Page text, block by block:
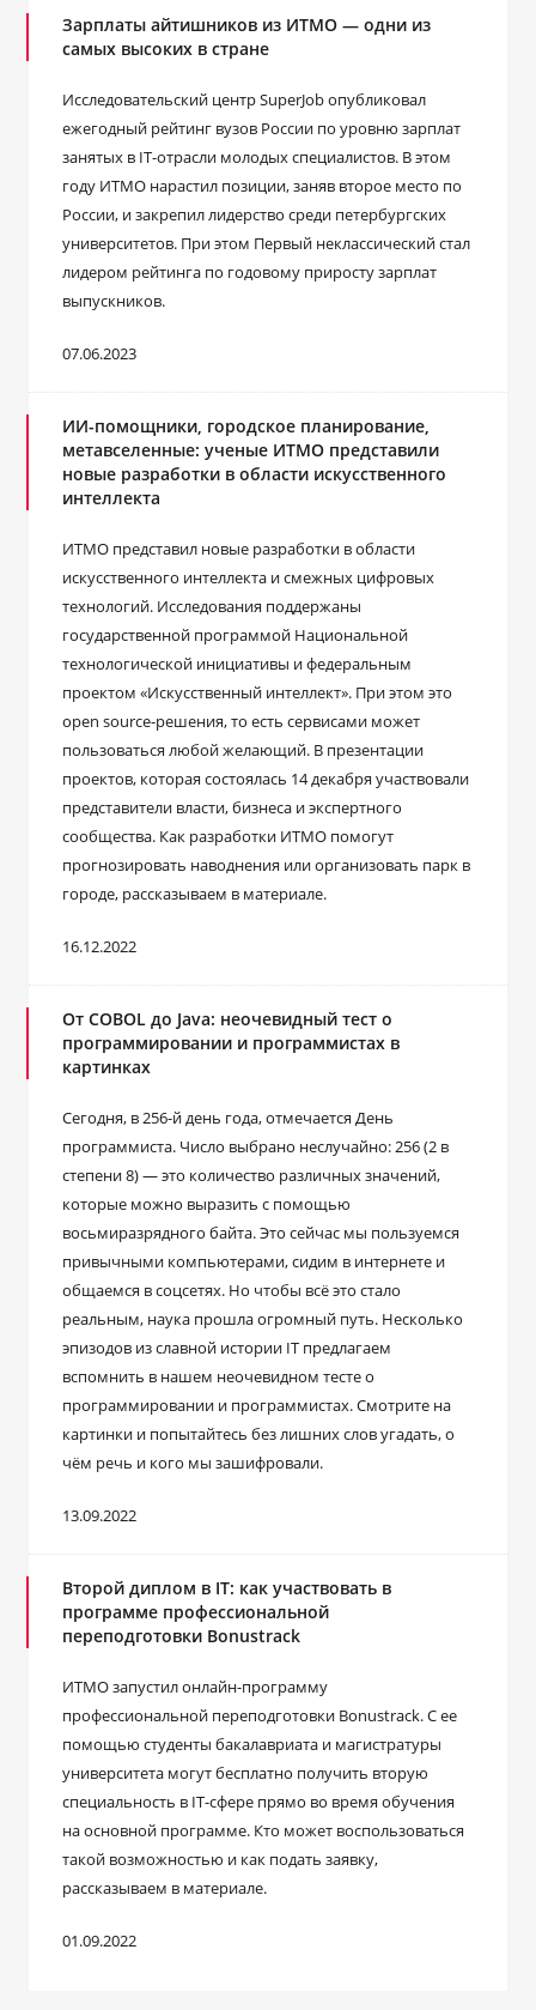
Зарплаты айтишников из ИТМО ― одни из
самых высоких в стране
Исследовательский центр SuperJob опубликовал
ежегодный рейтинг вузов России по уровню зарплат
занятых в IT-отрасли молодых специалистов. В этом
году ИТМО нарастил позиции, заняв второе место по
России, и закрепил лидерство среди петербургских
университетов. При этом Первый неклассический стал
лидером рейтинга по годовому приросту зарплат
выпускников.
07.06.2023
ИИ-помощники, городское планирование,
метавселенные: ученые ИТМО представили
новые разработки в области искусственного
интеллекта
ИТМО представил новые разработки в области
искусственного интеллекта и смежных цифровых
технологий. Исследования поддержаны
государственной программой Национальной
технологической инициативы и федеральным
проектом «Искусственный интеллект». При этом это
open source-решения, то есть сервисами может
пользоваться любой желающий. В презентации
проектов, которая состоялась 14 декабря участвовали
представители власти, бизнеса и экспертного
сообщества. Как разработки ИТМО помогут
прогнозировать наводнения или организовать парк в
городе, рассказываем в материале.
16.12.2022
От COBOL до Java: неочевидный тест о
программировании и программистах в
картинках
Сегодня, в 256-й день года, отмечается День
программиста. Число выбрано неслучайно: 256 (2 в
степени 8) ― это количество различных значений,
которые можно выразить с помощью
восьмиразрядного байта. Это сейчас мы пользуемся
привычными компьютерами, сидим в интернете и
общаемся в соцсетях. Но чтобы всё это стало
реальным, наука прошла огромный путь. Несколько
эпизодов из славной истории IT предлагаем
вспомнить в нашем неочевидном тесте о
программировании и программистах. Смотрите на
картинки и попытайтесь без лишних слов угадать, о
чём речь и кого мы зашифровали.
13.09.2022
Второй диплом в IT: как участвовать в
программе профессиональной
переподготовки Bonustrack
ИТМО запустил онлайн-программу
профессиональной переподготовки Bonustrack. С ее
помощью студенты бакалавриата и магистратуры
университета могут бесплатно получить вторую
специальность в IT-сфере прямо во время обучения
на основной программе. Кто может воспользоваться
такой возможностью и как подать заявку,
рассказываем в материале.
01.09.2022